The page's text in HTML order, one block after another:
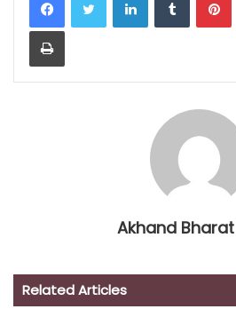
Print
Akhand
Related Articles